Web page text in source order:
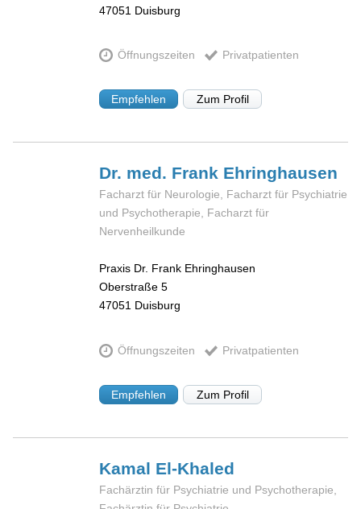
47051 Duisburg
Öffnungszeiten Privatpatienten
Empfehlen Zum Profil
Dr. med. Frank Ehringhausen
Facharzt für Neurologie, Facharzt für Psychiatrie
und Psychotherapie, Facharzt für
Nervenheilkunde
Praxis Dr. Frank Ehringhausen
Oberstraße 5
47051 Duisburg
Öffnungszeiten Privatpatienten
Empfehlen Zum Profil
Kamal El-Khaled
Fachärztin für Psychiatrie und Psychotherapie,